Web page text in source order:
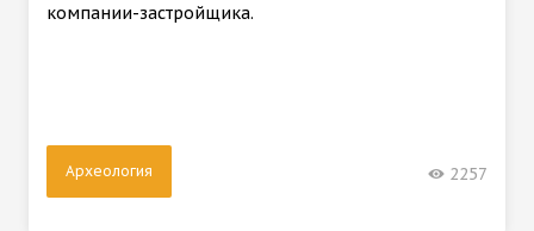
компании-застройщика.
Археология 2257